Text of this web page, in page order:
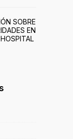
SOBRE
EN